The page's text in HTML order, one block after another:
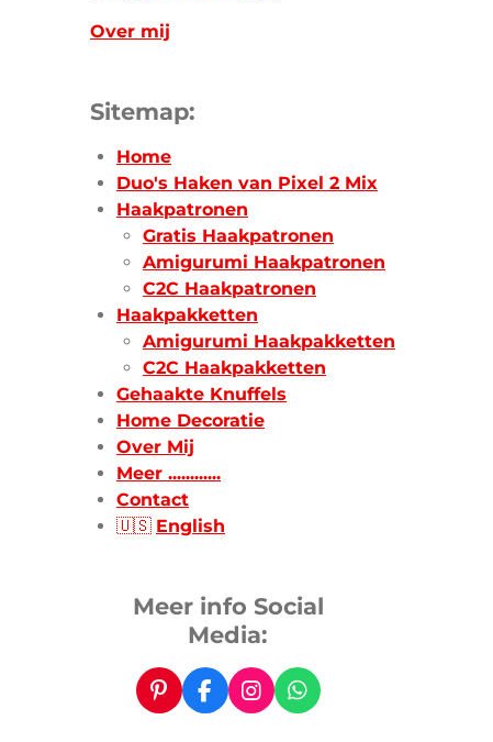
Over mij
Sitemap:
Home
Duo's Haken van Pixel 2 Mix
Haakpatronen
Gratis Haakpatronen
Amigurumi Haakpatronen
C2C Haakpatronen
Haakpakketten
Amigurumi Haakpakketten
C2C Haakpakketten
Gehaakte Knuffels
Home Decoratie
Over Mij
Meer ............
Contact
🇺🇸 English
Meer info Social
Media:
P
i
F
a
I
n
W
h